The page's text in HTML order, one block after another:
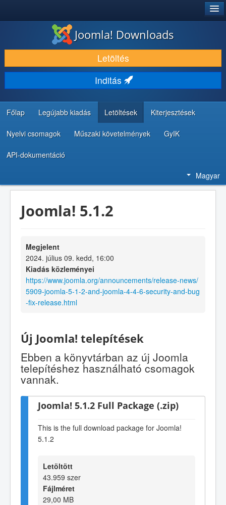
LETÖLTÉS ÉS KITERJESZTÉS
FEDEZZE FEL ÉS TANULJA MEG
KÖZÖSSÉG ÉS TÁMOGATÁS
FEJLESZTŐI ERŐFORRÁSOK
Joomla! Downloads
Letöltés
Inditás
Főlap Legújabb kiadás Letöltések Kiterjesztések
Nyelvi csomagok Műszaki követelmények GyIK
API-dokumentáció
Magyar
Joomla! 5.1.2
Megjelent
2024. július 09. kedd, 16:00
Kiadás közleményei
https://www.joomla.org/announcements/release-news/
5909-joomla-5-1-2-and-joomla-4-4-6-security-and-bug
-fix-release.html
Új Joomla! telepítések
Ebben a könyvtárban az új Joomla
telepítéshez használható csomagok
vannak.
Joomla! 5.1.2 Full Package (.zip)
This is the full download package for Joomla!
5.1.2
Letöltött
43.959 szer
Fájlméret
29,00 MB